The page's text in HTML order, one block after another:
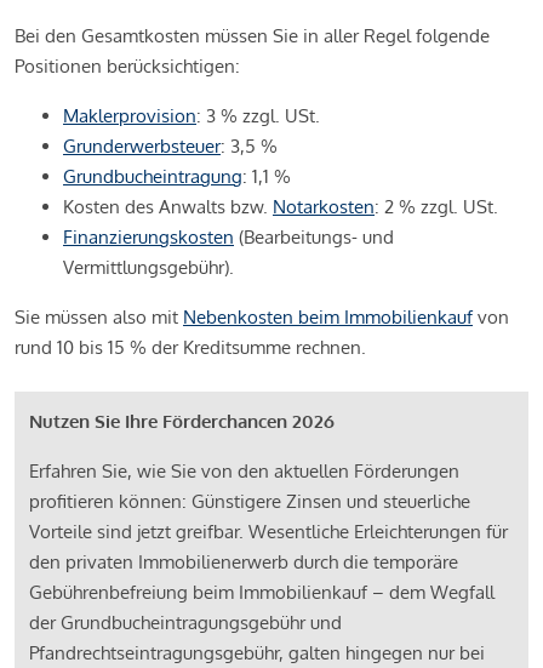
Bei den Gesamtkosten müssen Sie in aller Regel folgende
Positionen berücksichtigen:
Maklerprovision: 3 % zzgl. USt.
Grunderwerbsteuer: 3,5 %
Grundbucheintragung: 1,1 %
Kosten des Anwalts bzw. Notarkosten: 2 % zzgl. USt.
Finanzierungskosten (Bearbeitungs- und
Vermittlungsgebühr).
Sie müssen also mit Nebenkosten beim Immobilienkaufvon
rund 10 bis 15 % der Kreditsumme rechnen.
Nutzen Sie Ihre Förderchancen 2026
Erfahren Sie, wie Sie von den aktuellen Förderungen
profitieren können: Günstigere Zinsen und steuerliche
Vorteile sind jetzt greifbar. Wesentliche Erleichterungen für
den privaten Immobilienerwerb durch die temporäre
Gebührenbefreiung beim Immobilienkauf – dem Wegfall
der Grundbucheintragungsgebühr und
Pfandrechtseintragungsgebühr, galten hingegen nur bei